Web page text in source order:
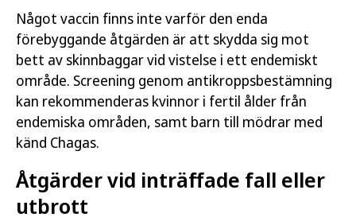
Något vaccin finns inte varför den enda
förebyggande åtgärden är att skydda sig mot
bett av skinnbaggar vid vistelse i ett endemiskt
område. Screening genom antikroppsbestämning
kan rekommenderas kvinnor i fertil ålder från
endemiska områden, samt barn till mödrar med
känd Chagas.
Åtgärder vid inträffade fall eller
utbrott